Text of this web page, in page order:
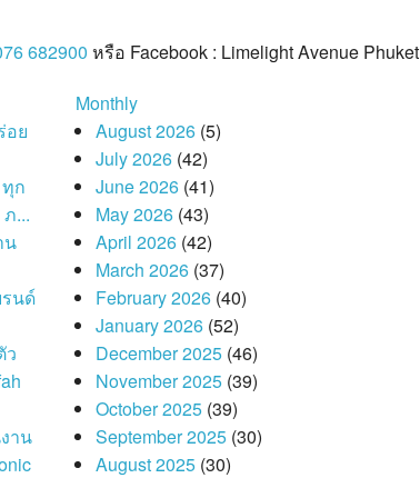
682900 หรือ Facebook : Limelight Avenue Phuket
อย
ก
...
น
นด์
ว
าน
Monthly
August 2026(5)
July 2026(42)
June 2026(41)
May 2026(43)
April 2026(42)
March 2026(37)
February 2026(40)
January 2026(52)
December 2025(46)
November 2025(39)
October 2025(39)
September 2025(30)
August 2025(30)